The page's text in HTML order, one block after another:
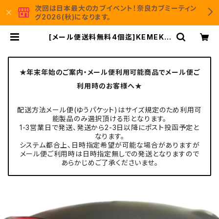
次回は日本最大のカブイベント！奈良カブミーティン
グ2026(秋)になります。
[メール便送料無料4個迄]KEMEKO
ヘルメット | KEMEKO Moto＆Ca
mp 公式通販サイト
★年末年始のご案内・メール便利用可能商品でメール便ご
利用時のお客様へ★
配送方法メール便(ゆうパケット)はサイズ規定のため利用可
能製品のみ選択頂ける形となります。
1-3営業日で発送、発送から2-3日以降にポスト投函予定と
なります。
システム都合上、日時指定希望が可能な場合がありますが
メール便ご利用時は日時指定無しでの発送となりますので
あらかじめご了承くださいませ。